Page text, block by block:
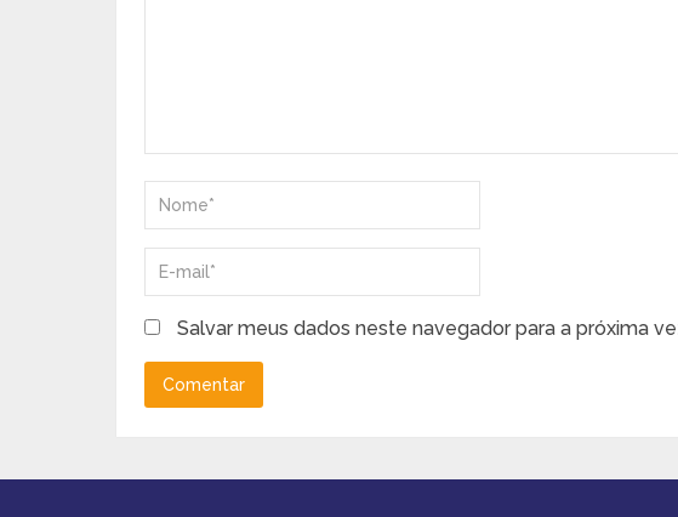
Salvar meus dados neste navegador para a próxima